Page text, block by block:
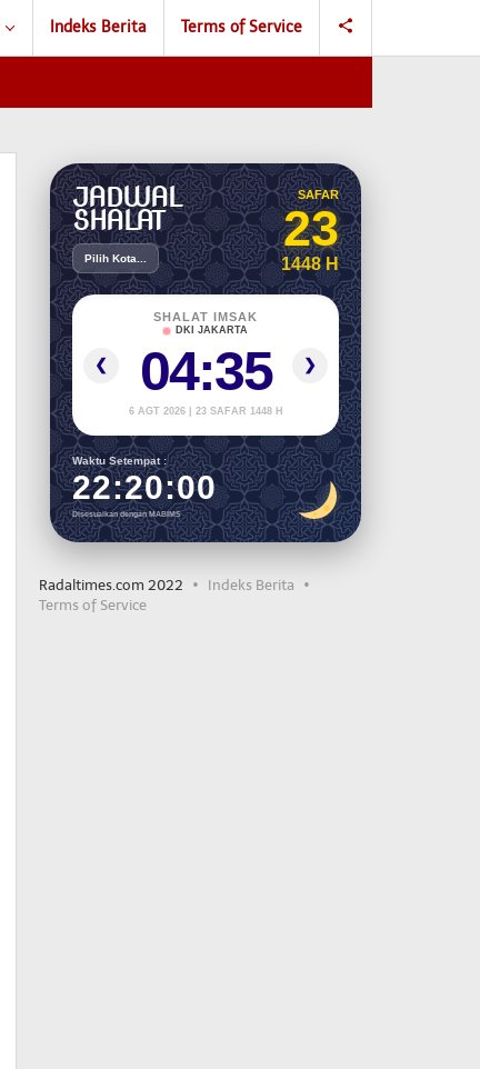
Indeks Berita Terms of Service
JADWAL
SHALAT
Pilih Kota...
SAFAR
23
1448 H
❮
SHALAT IMSAK
DKI JAKARTA
04:35
6 AGT 2026 | 23 SAFAR 1448 H
❯
Waktu Setempat :
22:20:01
Disesuaikan dengan MABIMS
Radaltimes.com 2022
Indeks Berita
Terms of Service